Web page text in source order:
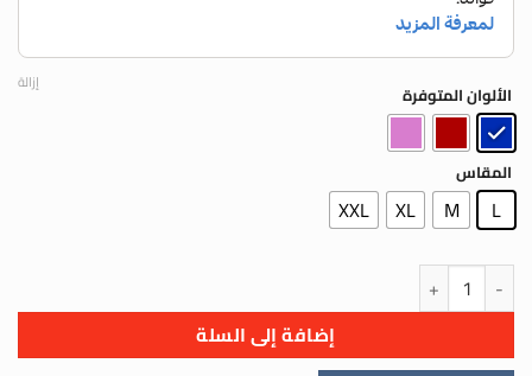
الألوان المتوفرة
المقاس
L
M
XL
XXL
إزالة
كمية فستان سبور مخطط أنيق – إطلالة عصرية محتشمة
إضافة إلى السلة